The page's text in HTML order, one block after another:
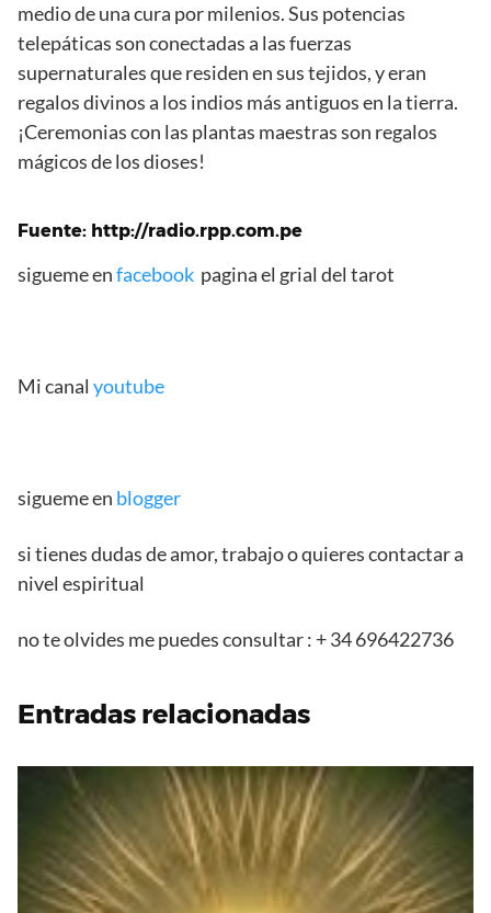
medio de una cura por milenios. Sus potencias
telepáticas son conectadas a las fuerzas
supernaturales que residen en sus tejidos, y eran
regalos divinos a los indios más antiguos en la tierra.
¡Ceremonias con las plantas maestras son regalos
mágicos de los dioses!
Fuente: http://radio.rpp.com.pe
sigueme enfacebook pagina el grial del tarot
Mi canal youtube
sigueme en blogger
si tienes dudas de amor, trabajo o quieres contactar a
nivel espiritual
no te olvides me puedes consultar : + 34 696422736
Entradas relacionadas